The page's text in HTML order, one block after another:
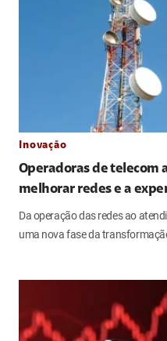
Inovação
Operadoras de telecom
melhorar redes e a
Da operação das redes ao
uma nova fase da